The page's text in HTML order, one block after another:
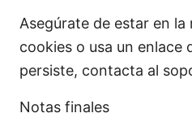
Asegúrate de estar en
cookies o usa un enlace
persiste, contacta al
Notas finales